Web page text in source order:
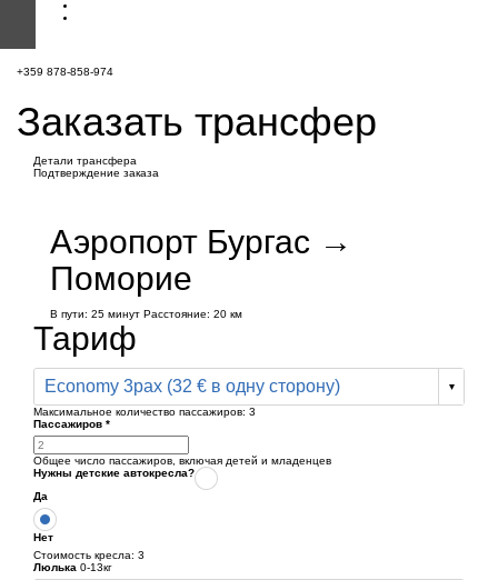
+359 878-858-974
Заказать трансфер
Детали трансфера
Подтверждение заказа
Аэропорт Бургас →
Поморие
В пути: 25 минут Расстояние: 20 км
Тариф
Economy 3pax (32 € в одну сторону)
Максимальное количество пассажиров: 3
Пассажиров *
Общее число пассажиров, включая детей и младенцев
Нужны детские автокресла?
Да
Нет
Стоимость кресла: 3
Люлька 0-13кг